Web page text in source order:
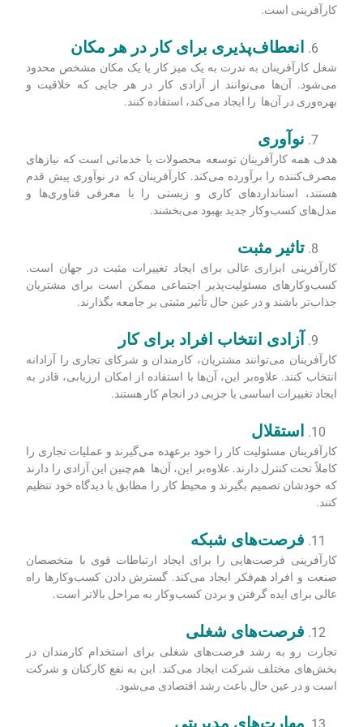
کارآفرینی است.
انعطاف‌پذیری برای کار در هر مکان
شغل کارآفرینان به ندرت به یک میز کار یا یک مکان مشخص محدود
می‌شود. آن‌ها می‌توانند از آزادی کار در هر جایی که خلاقیت و
بهره‌وری در آن‌ها را ایجاد می‌کند، استفاده کنند.
نوآوری
هدف همه کارآفرینان توسعه محصولات یا خدماتی است که نیازهای
مصرف‌کننده را برآورده می‌کند. کارآفرینان که در نوآوری پیش قدم
هستند، استانداردهای کاری و زیستی را با معرفی فناوری‌ها و
مدل‌های کسب‌وکار جدید بهبود می‌بخشند.
تاثیر مثبت
کارآفرینی ابزاری عالی برای ایجاد تغییرات مثبت در جهان است.
کسب‌وکارهای مسئولیت‌پذیر اجتماعی ممکن است برای مشتریان
جذاب‌تر باشند و در عین حال تأثیر مثبتی بر جامعه بگذارند.
آزادی انتخاب افراد برای کار
کارآفرینان می‌توانند مشتریان، کارمندان و شرکای تجاری را آزادانه
انتخاب کنند. علاوه‌بر این، آن‌ها با استفاده از امکان ارزیابی، قادر به
ایجاد تغییرات اساسی یا جزیی در انجام کار هستند.
استقلال
کارآفرینان مسئولیت کار را خود برعهده می‌گیرند و عملیات تجاری را
کاملاً تحت کنترل دارند. علاوه‌بر این، آن‌ها هم‌چنین این آزادی را دارند
که خودشان تصمیم بگیرند و محیط کار را مطابق با دیدگاه خود تنظیم
کنند.
فرصت‌های شبکه
کارآفرینی فرصت‌هایی را برای ایجاد ارتباطات قوی با متخصصان
صنعت و افراد هم‌فکر ایجاد می‌کند. گسترش دادن کسب‌وکارها راه
عالی برای ایده گرفتن و بردن کسب‌وکار به مراحل بالاتر است.
فرصت‌های شغلی
تجارت رو به رشد فرصت‌های شغلی برای استخدام کارمندان در
بخش‌های مختلف شرکت ایجاد می‌کند. این به نفع کارکنان و شرکت
است و در عین حال باعث رشد اقتصادی می‌شود.
مهارت‌های مدیریتی